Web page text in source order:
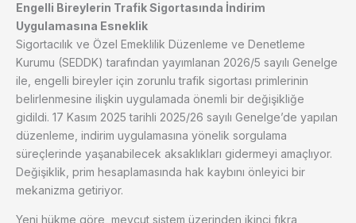
Engelli Bireylerin Trafik Sigortasında İndirim
Uygulamasına Esneklik
Sigortacılık ve Özel Emeklilik Düzenleme ve Denetleme
Kurumu (SEDDK) tarafından yayımlanan 2026/5 sayılı Genelge
ile, engelli bireyler için zorunlu trafik sigortası primlerinin
belirlenmesine ilişkin uygulamada önemli bir değişikliğe
gidildi. 17 Kasım 2025 tarihli 2025/26 sayılı Genelge’de yapılan
düzenleme, indirim uygulamasına yönelik sorgulama
süreçlerinde yaşanabilecek aksaklıkları gidermeyi amaçlıyor.
Değişiklik, prim hesaplamasında hak kaybını önleyici bir
mekanizma getiriyor.
Yeni hükme göre, mevcut sistem üzerinden ikinci fıkra